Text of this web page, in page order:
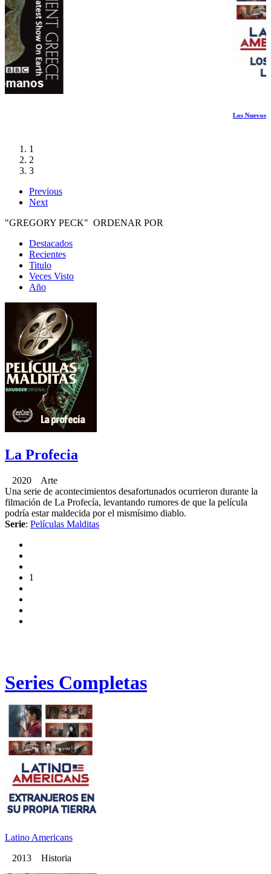
1
2
3
Previous
Next
"GREGORY PECK" ORDENAR POR
Destacados
Recientes
Titulo
Veces Visto
Año
La Profecia
2020 Arte
Una serie de acontecimientos desafortunados ocurrieron durante la
filmación de La Profecía, levantando rumores de que la película
podría estar maldecida por el mismísimo diablo.
Serie: Películas Malditas
1
Series Completas
Latino Americans
2013 Historia